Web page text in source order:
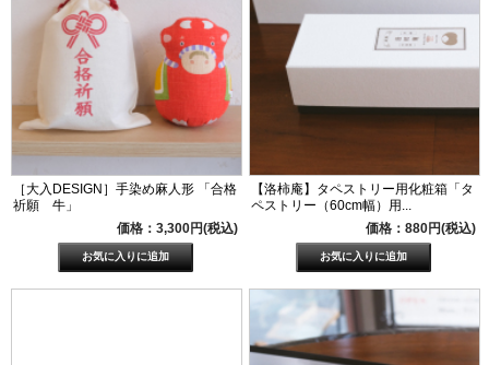
［大入DESIGN］手染め麻人形 「合格
祈願 牛」
価格：3,300円(税込)
【洛柿庵】タペストリー用化粧箱「タ
ペストリー（60cm幅）用...
価格：880円(税込)